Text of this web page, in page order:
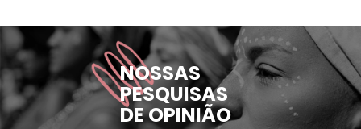
NOSSAS
PESQUISAS
DE OPINIÃO